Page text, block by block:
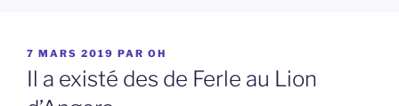
PUBLIÉ
LE
7 MARS 2019 PAR OH
Il a existé des de Ferle au Lion